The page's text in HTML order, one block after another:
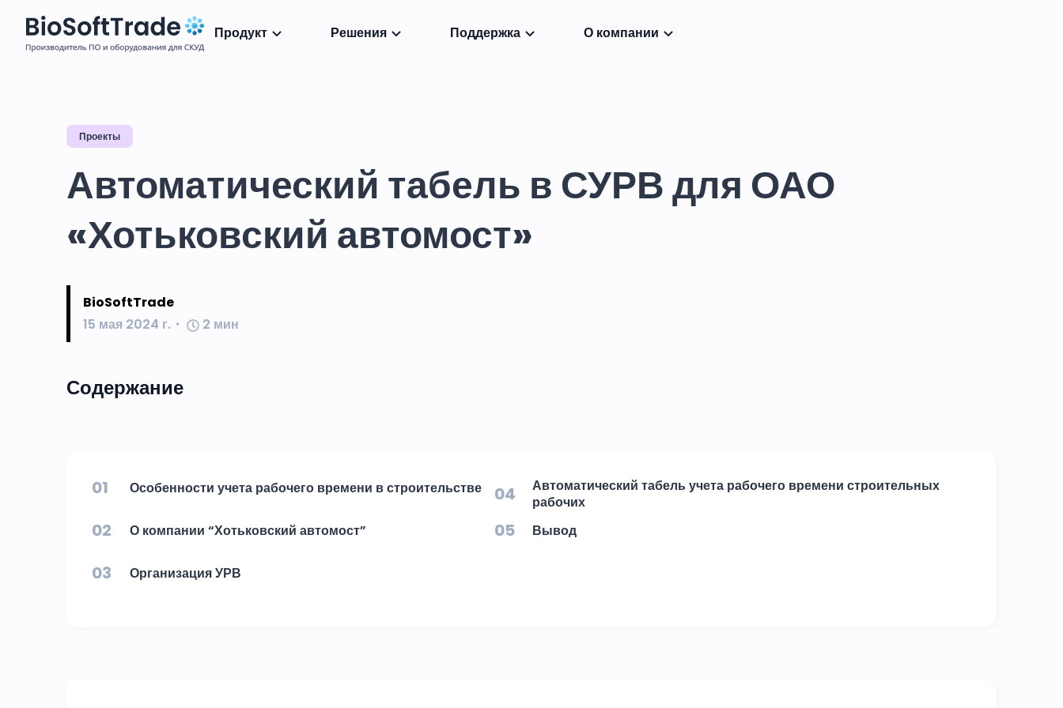
Продукт Решения Поддержка О компании
Проекты
Автоматический табель в СУРВ для ОАО
«Хотьковский автомост»
BioSoftTrade
15 мая 2024 г.
2 мин
Содержание
01 Особенности учета рабочего времени в строительстве
02 О компании “Хотьковский автомост”
03 Организация УРВ
04
Автоматический табель учета рабочего времени строительных
рабочих
05 Вывод